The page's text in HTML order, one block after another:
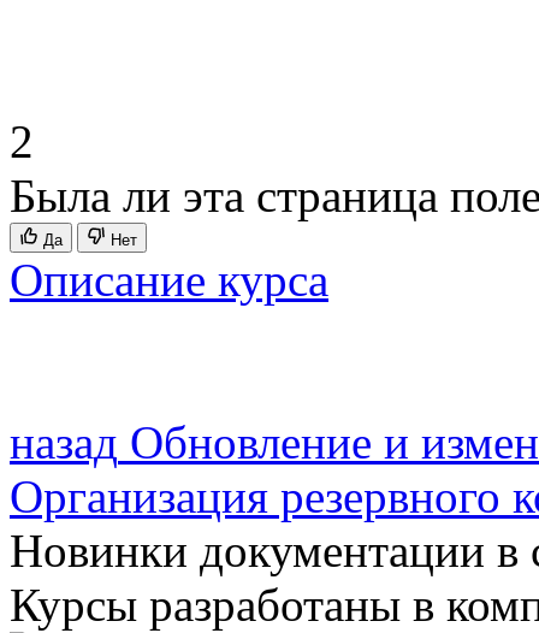
2
Была ли эта страница
Да Нет
Описание курса
назад Обновление и
Организация резервного
Новинки документации в
Курсы разработаны в